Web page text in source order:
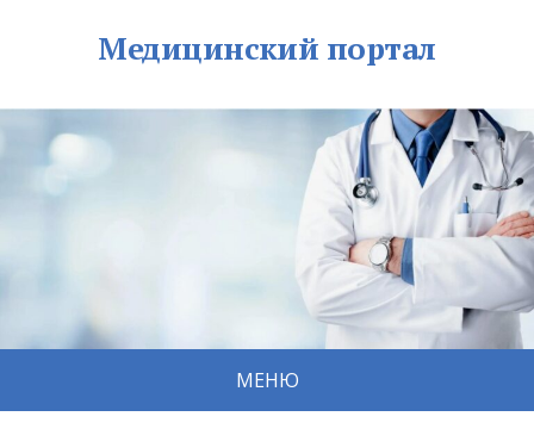
Медицинский портал
МЕНЮ